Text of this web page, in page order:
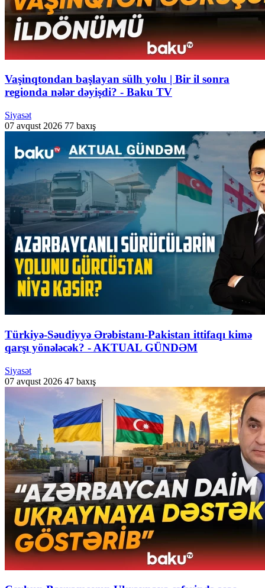
Vaşinqtondan başlayan sülh yolu | Bir il sonra
regionda nələr dəyişdi? - Baku TV
Siyasət
07 avqust 2026 77 baxış
Türkiyə-Səudiyyə Ərəbistanı-Pakistan ittifaqı kimə
qarşı yönələcək? - AKTUAL GÜNDƏM
Siyasət
07 avqust 2026 47 baxış